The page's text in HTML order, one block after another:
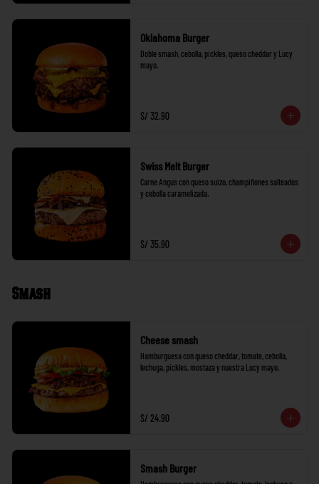
Oklahoma Burger
Doble smash, cebolla, pickles, queso cheddar y Lucy
mayo.
S/ 32.90
Swiss Melt Burger
Carne Angus con queso suizo, champiñones salteados
y cebolla caramelizada.
S/ 35.90
Smash
Cheese smash
Hamburguesa con queso cheddar, tomate, cebolla,
lechuga, pickles, mostaza y nuestra Lucy mayo.
S/ 24.90
Smash Burger